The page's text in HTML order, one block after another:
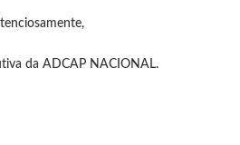
da ADCAP NACIONAL.